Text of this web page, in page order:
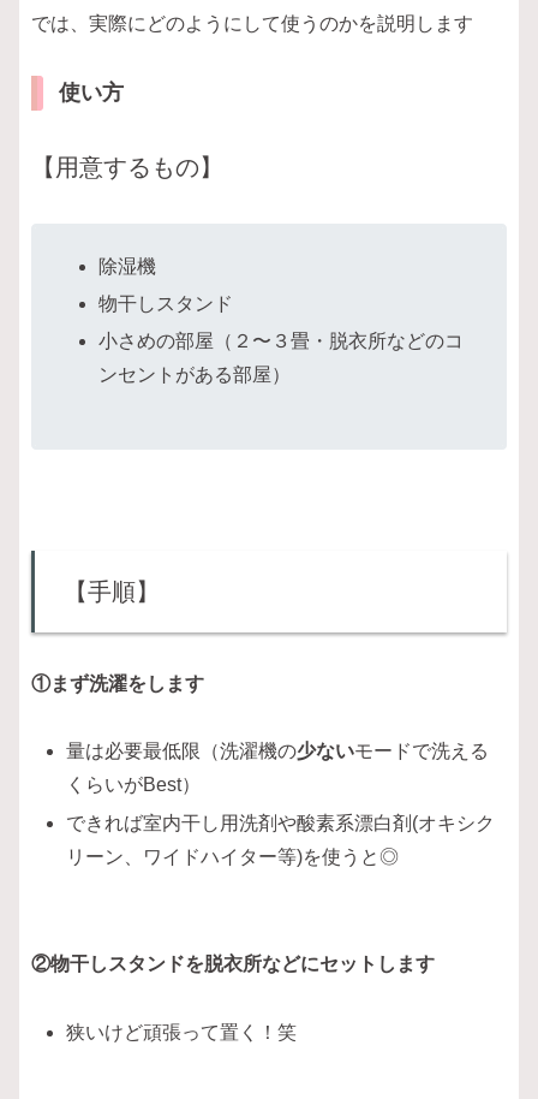
では、実際にどのようにして使うのかを説明します
使い方
【用意するもの】
除湿機
物干しスタンド
小さめの部屋（２〜３畳・脱衣所などのコ
ンセントがある部屋）
【手順】
①まず洗濯をします
量は必要最低限（洗濯機の少ないモードで洗える
くらいがBest）
できれば室内干し用洗剤や酸素系漂白剤(オキシク
リーン、ワイドハイター等)を使うと◎
②物干しスタンドを脱衣所などにセットします
狭いけど頑張って置く！笑